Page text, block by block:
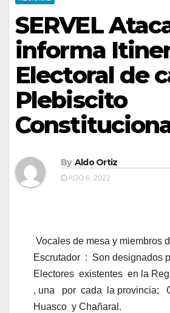
SERVEL
informa
Electoral de
Plebiscito
By Aldo Ortiz
AGO 6, 2022
Vocales de mesa y miembros
Escrutador : Son designados
Electores existentes en la
, una por cada la provincia;
Huasco y Chañaral.